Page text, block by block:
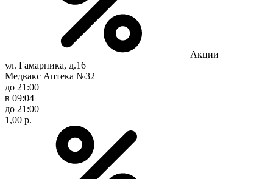
Акции
ул. Гамарника, д.16
Медвакс Аптека №32
до 21:00
в 09:04
до 21:00
1,00 р.